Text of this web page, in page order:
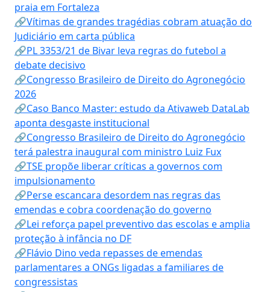
praia em Fortaleza
🔗Vítimas de grandes tragédias cobram atuação do
Judiciário em carta pública
🔗PL 3353/21 de Bivar leva regras do futebol a
debate decisivo
🔗Congresso Brasileiro de Direito do Agronegócio
2026
🔗Caso Banco Master: estudo da Ativaweb DataLab
aponta desgaste institucional
🔗Congresso Brasileiro de Direito do Agronegócio
terá palestra inaugural com ministro Luiz Fux
🔗TSE propõe liberar críticas a governos com
impulsionamento
🔗Perse escancara desordem nas regras das
emendas e cobra coordenação do governo
🔗Lei reforça papel preventivo das escolas e amplia
proteção à infância no DF
🔗Flávio Dino veda repasses de emendas
parlamentares a ONGs ligadas a familiares de
congressistas